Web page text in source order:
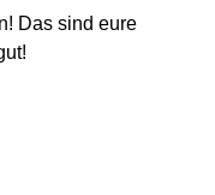
Das sind eure